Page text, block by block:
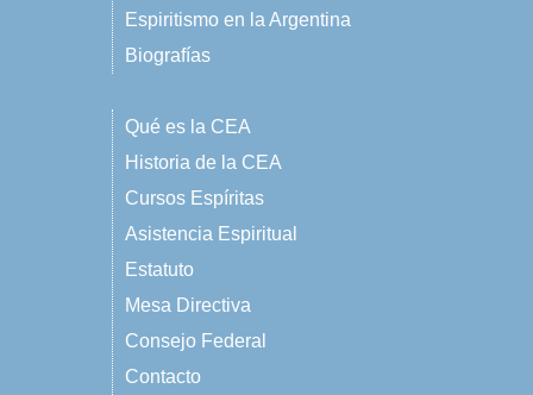
Espiritismo en la Argentina
Biografías
Qué es la CEA
Historia de la CEA
Cursos Espíritas
Asistencia Espiritual
Estatuto
Mesa Directiva
Consejo Federal
Contacto